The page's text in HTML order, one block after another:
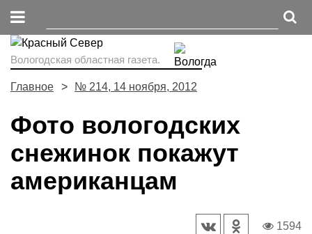
Вологодская областная газета.
Главное № 214, 14 ноября, 2012
Фото вологодских
снежинок покажут
американцам
1594